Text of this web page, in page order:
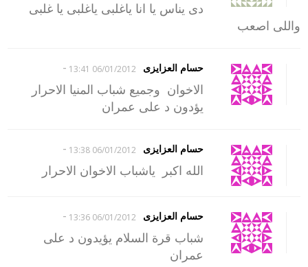
دى يناس يا انا ياغلبى ياغلبى يا غلبى
واللى اصعب
حسام العزايزى 06/01/2012 13:41
-
الاخوان وجميع شباب المنيا الاحرار
يؤدون د على عمران
حسام العزايزى 06/01/2012 13:38
-
الله اكبر ياشباب الاخوان الاحرار
حسام العزايزى 06/01/2012 13:36
-
شباب قرة السلام يؤيدون د على
عمران